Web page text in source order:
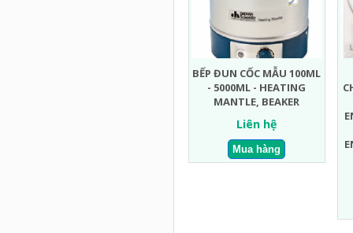
BẾP ĐUN CỐC MẪU 100ML
- 5000ML - HEATING
MANTLE, BEAKER
Liên hệ